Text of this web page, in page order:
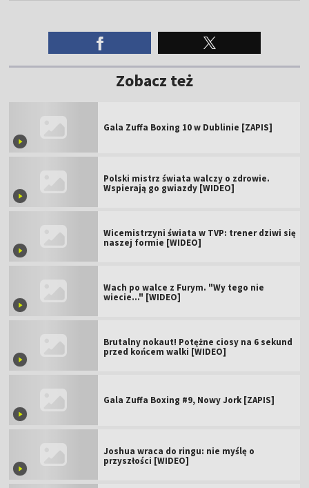
Zobacz też
Gala Zuffa Boxing 10 w Dublinie [ZAPIS]
Polski mistrz świata walczy o zdrowie.
Wspierają go gwiazdy [WIDEO]
Wicemistrzyni świata w TVP: trener dziwi się
naszej formie [WIDEO]
Wach po walce z Furym. "Wy tego nie
wiecie..." [WIDEO]
Brutalny nokaut! Potężne ciosy na 6 sekund
przed końcem walki [WIDEO]
Gala Zuffa Boxing #9, Nowy Jork [ZAPIS]
Joshua wraca do ringu: nie myślę o
przyszłości [WIDEO]